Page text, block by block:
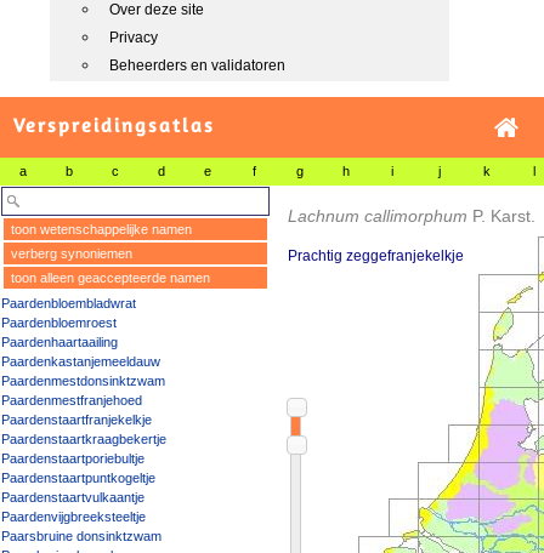
Over deze site
Privacy
Beheerders en validatoren
Verspreidingsatlas
a b c d e f g h i j k l
toon wetenschappelijke namen
verberg synoniemen
toon alleen geaccepteerde namen
Paardenbloembladwrat
Paardenbloemroest
Paardenhaartaailing
Paardenkastanjemeeldauw
Paardenmestdonsinktzwam
Paardenmestfranjehoed
Paardenstaartfranjekelkje
Paardenstaartkraagbekertje
Paardenstaartporiebultje
Paardenstaartpuntkogeltje
Paardenstaartvulkaantje
Paardenvijgbreeksteeltje
Paarsbruine donsinktzwam
Lachnum callimorphum P. Karst.
Prachtig zeggefranjekelkje